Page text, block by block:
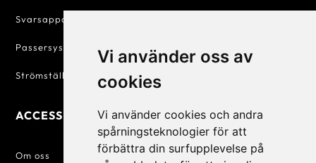
Vi använder oss av
cookies
Vi använder cookies och andra
spårningsteknologier för att
förbättra din surfupplevelse på
Svarsapparater
Passersystem
Strömställare & Uttag
ACCESSIQ
Om oss
KONTAKT
 +46 31 830 222